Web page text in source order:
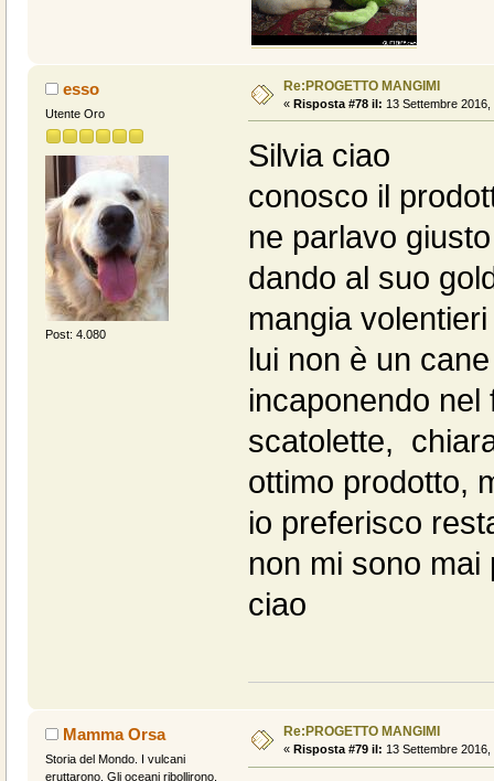
esso
Utente Oro
Post: 4.080
Re:PROGETTO MANGIMI
« Risposta #78 il: 13 Settembre 2016,
Silvia ciao
conosco il
ne parlavo
dando al suo
mangia volentieri
lui non è un
incaponendo nel
scatolette,
ottimo prodotto,
io preferisco
non mi sono mai
ciao
Mamma Orsa
Storia del Mondo. I vulcani
eruttarono. Gli oceani ribollirono.
Re:PROGETTO MANGIMI
« Risposta #79 il: 13 Settembre 2016,